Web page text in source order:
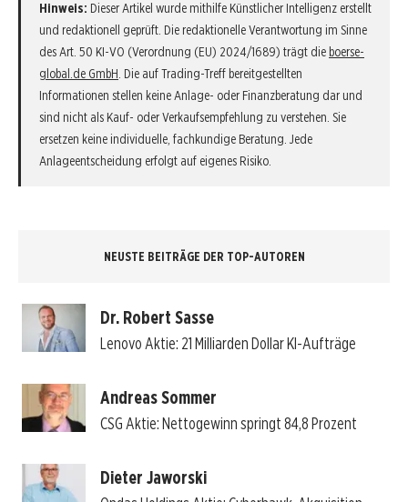
Hinweis: Dieser Artikel wurde mithilfe Künstlicher Intelligenz erstellt
und redaktionell geprüft. Die redaktionelle Verantwortung im Sinne
des Art. 50 KI-VO (Verordnung (EU) 2024/1689) trägt die boerse-
global.de GmbH . Die auf Trading-Treff bereitgestellten
Informationen stellen keine Anlage- oder Finanzberatung dar und
sind nicht als Kauf- oder Verkaufsempfehlung zu verstehen. Sie
ersetzen keine individuelle, fachkundige Beratung. Jede
Anlageentscheidung erfolgt auf eigenes Risiko.
NEUSTE BEITRÄGE DER TOP-AUTOREN
Dr. Robert Sasse
Lenovo Aktie: 21 Milliarden Dollar KI-Aufträge
Andreas Sommer
CSG Aktie: Nettogewinn springt 84,8 Prozent
Dieter Jaworski